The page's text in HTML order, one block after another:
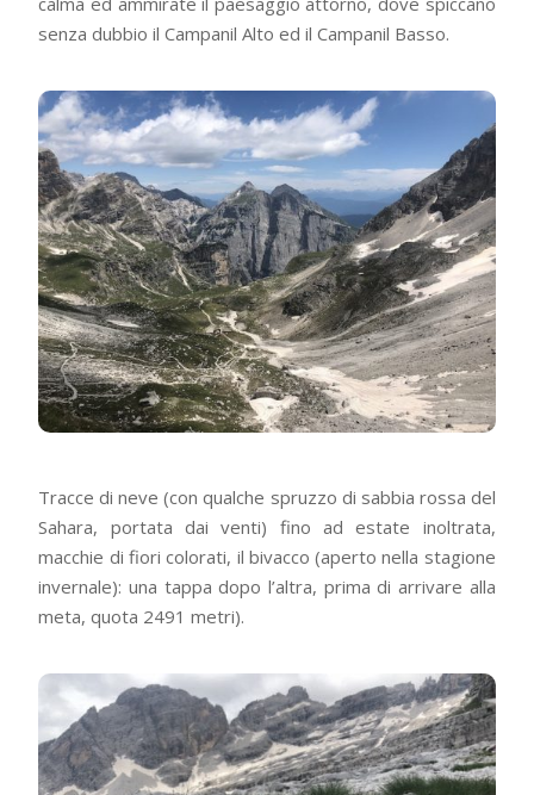
senza dubbio il Campanil Alto ed il Campanil Basso.
Tracce di neve (con qualche spruzzo di sabbia rossa del
Sahara, portata dai venti) fino ad estate inoltrata,
macchie di fiori colorati, il bivacco (aperto nella stagione
invernale): una tappa dopo l’altra, prima di arrivare alla
meta, quota 2491 metri).